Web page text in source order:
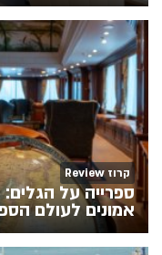
קרוז Review
ספרייה על
אמונים לעולם